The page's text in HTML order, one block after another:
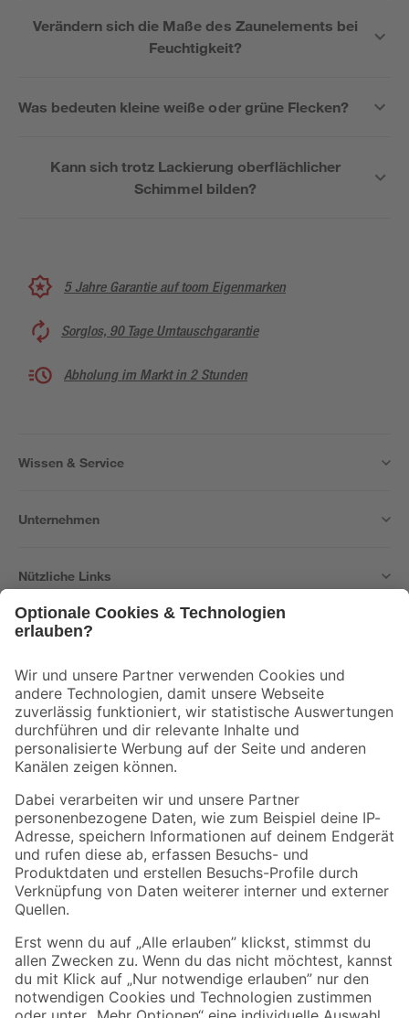
Verändern sich die Maße des Zaunelements bei
Feuchtigkeit?
Was bedeuten kleine weiße oder grüne Flecken?
Kann sich trotz Lackierung oberflächlicher
Schimmel bilden?
5 Jahre Garantie auf toom Eigenmarken
Sorglos, 90 Tage Umtauschgarantie
Abholung im Markt in 2 Stunden
Wissen & Service
Unternehmen
Nützliche Links
Der toom Newsletter: Keine Angebote und Aktionen mehr verpassen!
Zur Newsletter Anmeldung
Folge uns
Zahlungsarten Versandarten
Sicher einkaufen
Jetzt die toom-App herunterladen